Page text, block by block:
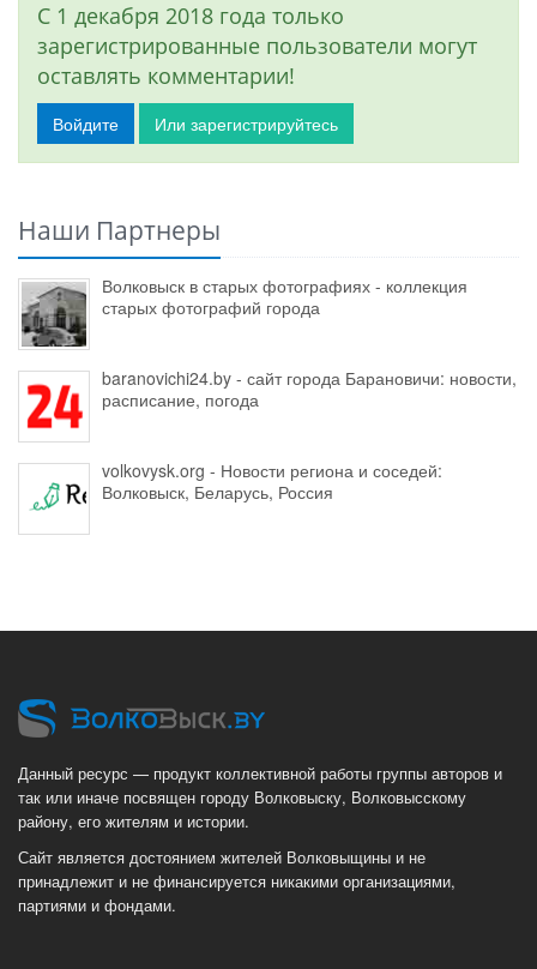
С 1 декабря 2018 года только
зарегистрированные пользователи могут
оставлять комментарии!
Войдите Или зарегистрируйтесь
Наши Партнеры
Волковыск в старых фотографиях - коллекция
старых фотографий города
baranovichi24.by - сайт города Барановичи: новости,
расписание, погода
volkovysk.org - Новости региона и соседей:
Волковыск, Беларусь, Россия
Данный ресурс — продукт коллективной работы группы авторов и
так или иначе посвящен городу Волковыску, Волковысскому
району, его жителям и истории.
Сайт является достоянием жителей Волковыщины и не
принадлежит и не финансируется никакими организациями,
партиями и фондами.